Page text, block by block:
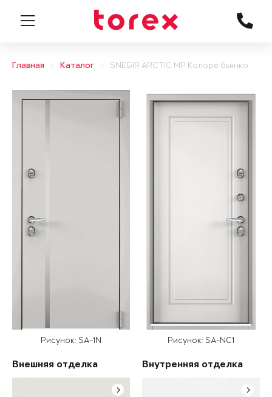
Главная Каталог SNEGIR ARCTIC MP Колоре бьянко
Рисунок: SA-1N
Внешняя отделка
Рисунок: SA-NC1
Внутренняя отделка